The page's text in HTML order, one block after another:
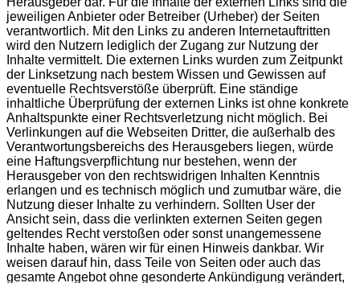
jeweiligen Anbieter oder Betreiber (Urheber) der Seiten
verantwortlich. Mit den Links zu anderen Internetauftritten
wird den Nutzern lediglich der Zugang zur Nutzung der
Inhalte vermittelt. Die externen Links wurden zum Zeitpunkt
der Linksetzung nach bestem Wissen und Gewissen auf
eventuelle Rechtsverstöße überprüft. Eine ständige
inhaltliche Überprüfung der externen Links ist ohne konkrete
Anhaltspunkte einer Rechtsverletzung nicht möglich. Bei
Verlinkungen auf die Webseiten Dritter, die außerhalb des
Verantwortungsbereichs des Herausgebers liegen, würde
eine Haftungsverpflichtung nur bestehen, wenn der
Herausgeber von den rechtswidrigen Inhalten Kenntnis
erlangen und es technisch möglich und zumutbar wäre, die
Nutzung dieser Inhalte zu verhindern. Sollten User der
Ansicht sein, dass die verlinkten externen Seiten gegen
geltendes Recht verstoßen oder sonst unangemessene
Inhalte haben, wären wir für einen Hinweis dankbar. Wir
weisen darauf hin, dass Teile von Seiten oder auch das
gesamte Angebot ohne gesonderte Ankündigung verändert,